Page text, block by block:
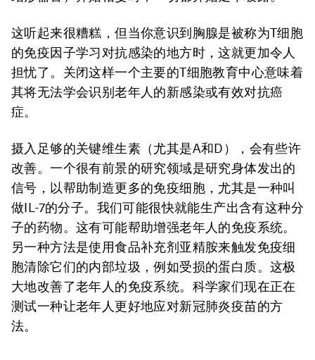
这听起来很糟糕，但当你意识到胸腺是被称为T细胞
的免疫因子学习对抗感染的地方时，这就更加令人
担忧了。关闭这样一个主要的T细胞教育中心意味着
其将无法学会识别老年人的新感染或有效对抗癌
症。
摄入足够的关键维生素（尤其是A和D），会有些许
改善。一个很有前景的研究领域是研究身体发出的
信号，以帮助制造更多的免疫细胞，尤其是一种叫
做IL-7的分子。我们可能很快就能生产出含有这种分
子的药物。这有可能帮助增强老年人的免疫系统。
另一种方法是使用食品补充剂亚精胺来触发免疫细
胞清除它们的内部垃圾，例如受损的蛋白质。这极
大地改善了老年人的免疫系统。科学家们现在正在
测试一种让老年人更好地应对新冠肺炎疫苗的方
法。